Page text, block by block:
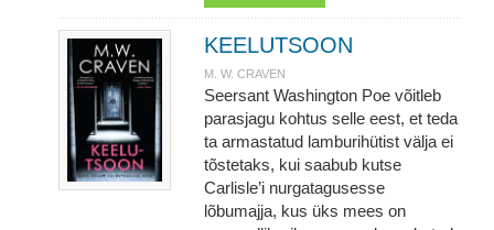
KEELUTSOON
M. W. CRAVEN
Seersant Washington Poe võitleb
parasjagu kohtus selle eest, et teda
ta armastatud lamburihütist välja ei
tõstetaks, kui saabub kutse
Carlisle’i nurgatagusesse
lõbumajja, kus üks mees on